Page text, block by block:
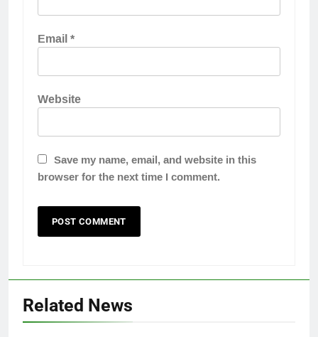
Email*
Website
Save my name, email, and website in this
browser for the next time I comment.
Related News